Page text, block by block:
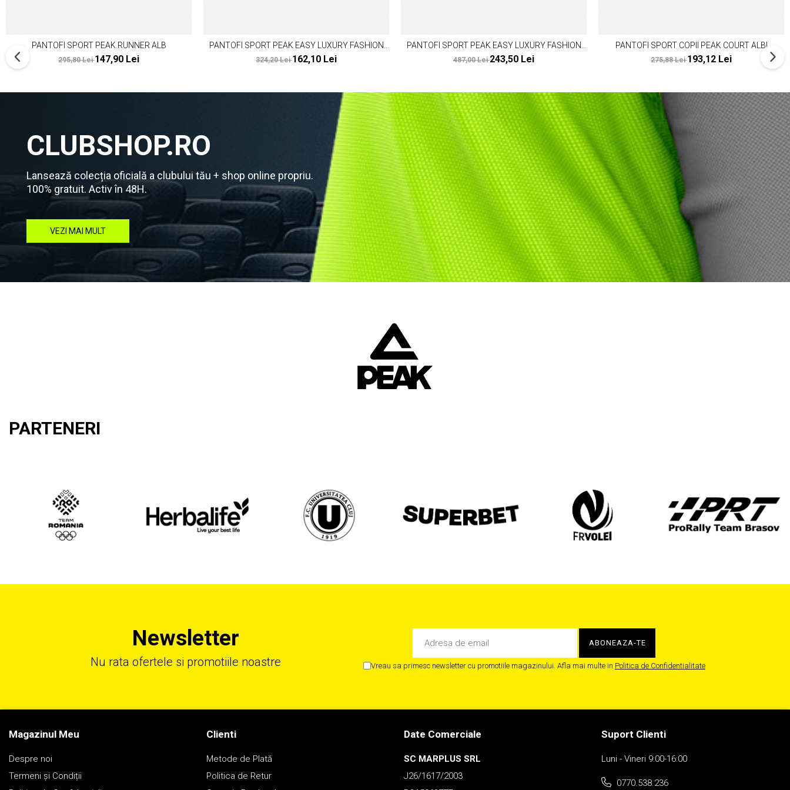
PANTOFI SPORT PEAK RUNNER ALB
295,80 Lei147,90 Lei
PANTOFI SPORT PEAK EASY LUXURY FASHION
ALB/NEGRU
324,20 Lei162,10 Lei
PANTOFI SPORT PEAK EASY LUXURY FASHION
ALB/MOV
487,00 Lei243,50 Lei
PANTOFI SPORT COPII PEAK COURT ALBI
275,88 Lei193,12 Lei
CLUBSHOP.RO
Lansează colecția oficială a clubului tău + shop online propriu.
100% gratuit. Activ în 48H.
VEZI MAI MULT
PARTENERI
Newsletter
Nu rata ofertele si promotiile noastre Vreau sa primesc newsletter cu promotiile magazinului. Afla mai multe in Politica de Confidentialitate
Magazinul Meu
Despre noi
Termeni și Condiții
Clienti
Metode de Plată
Politica de Retur
Date Comerciale
SC MARPLUS SRL
J26/1617/2003
Suport Clienti
Luni - Vineri 9:00-16:00
0770.538.236